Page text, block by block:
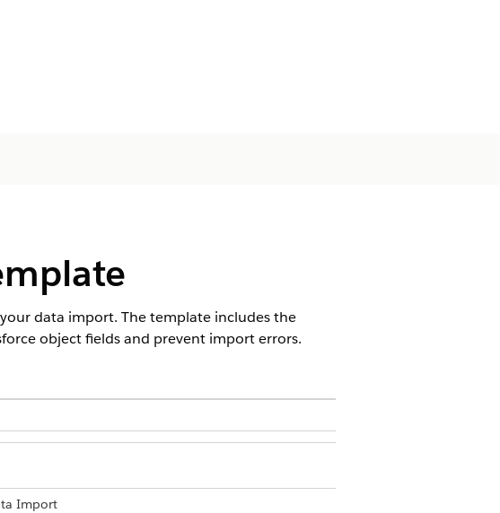
data import. The template includes the
object fields and prevent import errors.
Import